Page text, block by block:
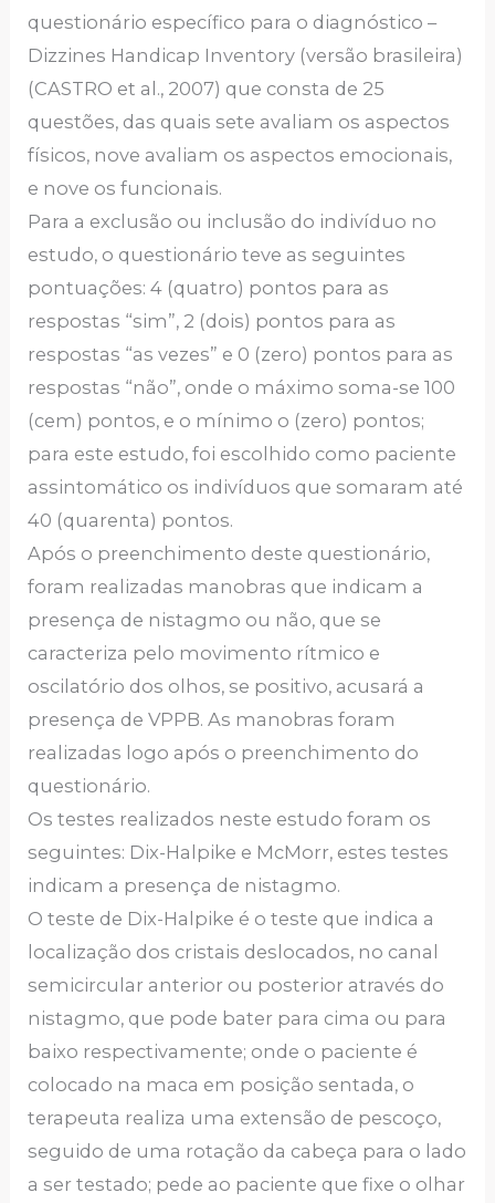
questionário específico para o diagnóstico –
Dizzines Handicap Inventory (versão brasileira)
(CASTRO et al., 2007) que consta de 25
questões, das quais sete avaliam os aspectos
físicos, nove avaliam os aspectos emocionais,
e nove os funcionais.
Para a exclusão ou inclusão do indivíduo no
estudo, o questionário teve as seguintes
pontuações: 4 (quatro) pontos para as
respostas “sim”, 2 (dois) pontos para as
respostas “as vezes” e 0 (zero) pontos para as
respostas “não”, onde o máximo soma-se 100
(cem) pontos, e o mínimo o (zero) pontos;
para este estudo, foi escolhido como paciente
assintomático os indivíduos que somaram até
40 (quarenta) pontos.
Após o preenchimento deste questionário,
foram realizadas manobras que indicam a
presença de nistagmo ou não, que se
caracteriza pelo movimento rítmico e
oscilatório dos olhos, se positivo, acusará a
presença de VPPB. As manobras foram
realizadas logo após o preenchimento do
questionário.
Os testes realizados neste estudo foram os
seguintes: Dix-Halpike e McMorr, estes testes
indicam a presença de nistagmo.
O teste de Dix-Halpike é o teste que indica a
localização dos cristais deslocados, no canal
semicircular anterior ou posterior através do
nistagmo, que pode bater para cima ou para
baixo respectivamente; onde o paciente é
colocado na maca em posição sentada, o
terapeuta realiza uma extensão de pescoço,
seguido de uma rotação da cabeça para o lado
a ser testado; pede ao paciente que fixe o olhar